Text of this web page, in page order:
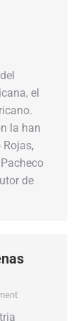
el
la han
Rojas,
de